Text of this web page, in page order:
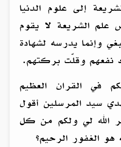
إلى علوم الدنيا
الشريعة لا يقوم
وإنما يدرسه لشهادة
وقلّت بركتهم.
في القران العظيم
سيد المرسلين أقول
الله لي ولكم من كل
هو الغفور الرحيم؟